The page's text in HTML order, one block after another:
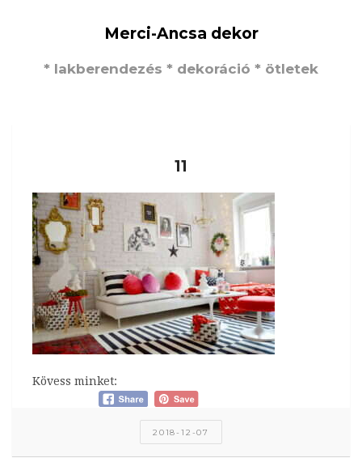
Merci-Ancsa dekor
* lakberendezés * dekoráció * ötletek
11
Kövess minket:
2018-12-07